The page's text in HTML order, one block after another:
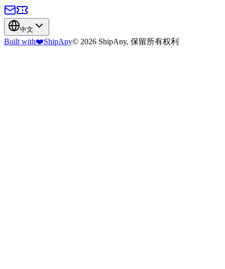
中文
Built with❤️ShipAny© 2026 ShipAny, 保留所有权利